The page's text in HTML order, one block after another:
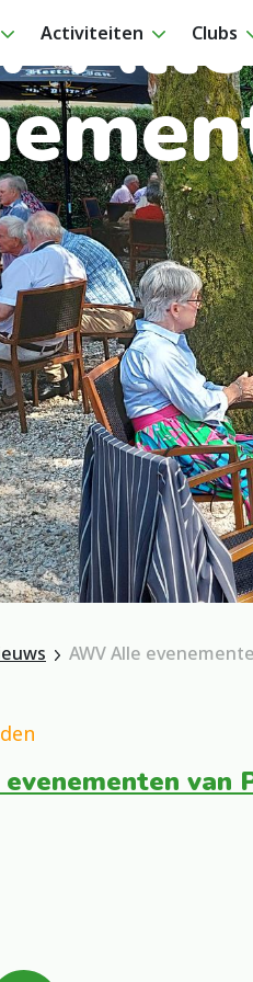
Activiteiten Clubs
Alle
AWV Alle
van